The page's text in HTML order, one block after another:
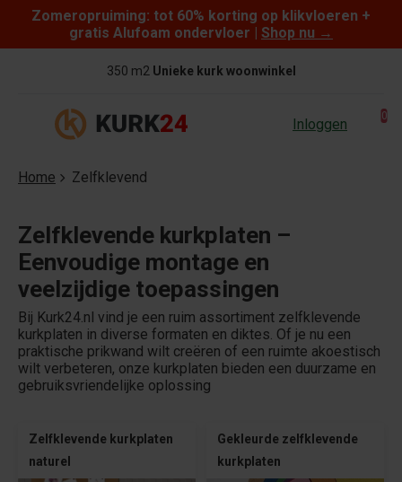
Skip to content
Zomeropruiming: tot 60% korting op klikvloeren +
gratis Alufoam ondervloer | Shop nu →
350 m2 Unieke kurk woonwinkel
Inloggen 0
Home Zelfklevend
Zelfklevende kurkplaten –
Eenvoudige montage en
veelzijdige toepassingen
Bij Kurk24.nl vind je een ruim assortiment zelfklevende
kurkplaten in diverse formaten en diktes. Of je nu een
praktische prikwand wilt creëren of een ruimte akoestisch
wilt verbeteren, onze kurkplaten bieden een duurzame en
gebruiksvriendelijke oplossing
Zelfklevende kurkplaten
naturel
Gekleurde zelfklevende
kurkplaten